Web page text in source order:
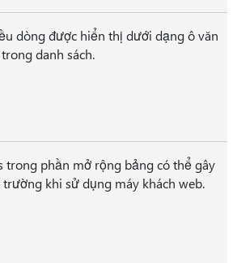
dòng được hiển thị dưới dạng ô văn
danh sách.
trong phần mở rộng bảng có thể gây
khi sử dụng máy khách web.